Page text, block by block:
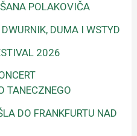
POLAKOVIČA
DUMA I WSTYD
2026
TANECZNEGO
DO FRANKFURTU NAD